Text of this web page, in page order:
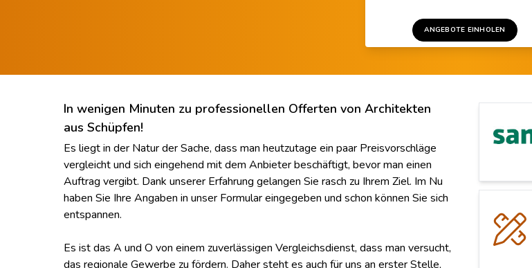
ANGEBOTE EINHOLEN
In wenigen Minuten zu professionellen Offerten von Architekten
aus Schüpfen!
Es liegt in der Natur der Sache, dass man heutzutage ein paar Preisvorschläge
vergleicht und sich eingehend mit dem Anbieter beschäftigt, bevor man einen
Auftrag vergibt. Dank unserer Erfahrung gelangen Sie rasch zu Ihrem Ziel. Im Nu
haben Sie Ihre Angaben in unser Formular eingegeben und schon können Sie sich
entspannen.
Es ist das A und O von einem zuverlässigen Vergleichsdienst, dass man versucht,
das regionale Gewerbe zu fördern. Daher steht es auch für uns an erster Stelle,